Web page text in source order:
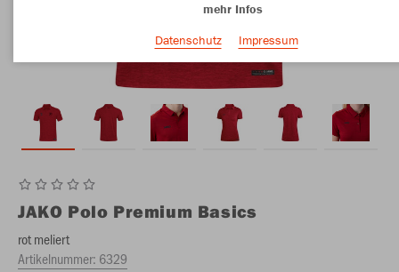
JAKO Polo Premium Basics
rot meliert
Artikelnummer: 6329
mehr Infos
Datenschutz
Impressum